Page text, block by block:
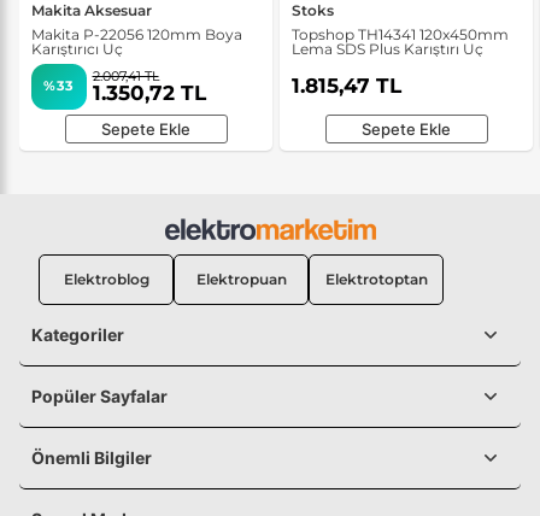
Makita Aksesuar
Makita P-22056 120mm Boya
Karıştırıcı Uç
%33
2.007,41 TL
1.350,72 TL
Sepete Ekle
Stoks
Topshop TH14341 120x450mm
Lema SDS Plus Karıştırı Uç
1.815,47 TL
Sepete Ekle
Elektroblog Elektropuan Elektrotoptan
Kategoriler
Popüler Sayfalar
Önemli Bilgiler